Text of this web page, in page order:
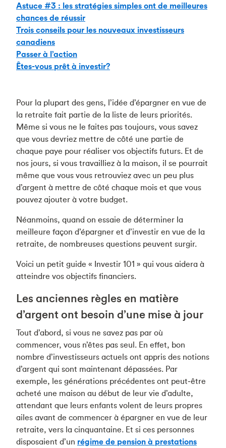
Astuce #3 : les stratégies simples ont de meilleures
chances de réussir
Trois conseils pour les nouveaux investisseurs
canadiens
Passer à l’action
Êtes-vous prêt à investir?
Pour la plupart des gens, l’idée d’épargner en vue de
la retraite fait partie de la liste de leurs priorités.
Même si vous ne le faites pas toujours, vous savez
que vous devriez mettre de côté une partie de
chaque paye pour réaliser vos objectifs futurs. Et de
nos jours, si vous travailliez à la maison, il se pourrait
même que vous vous retrouviez avec un peu plus
d’argent à mettre de côté chaque mois et que vous
pouvez ajouter à votre budget.
Néanmoins, quand on essaie de déterminer la
meilleure façon d’épargner et d’investir en vue de la
retraite, de nombreuses questions peuvent surgir.
Voici un petit guide « Investir 101 » qui vous aidera à
atteindre vos objectifs financiers.
Les anciennes règles en matière
d’argent ont besoin d’une mise à jour
Tout d’abord, si vous ne savez pas par où
commencer, vous n’êtes pas seul. En effet, bon
nombre d’investisseurs actuels ont appris des notions
d’argent qui sont maintenant dépassées. Par
exemple, les générations précédentes ont peut‑être
acheté une maison au début de leur vie d’adulte,
attendant que leurs enfants volent de leurs propres
ailes avant de commencer à épargner en vue de leur
retraite, vers la cinquantaine. Et si ces personnes
disposaient d’un régime de pension à prestations